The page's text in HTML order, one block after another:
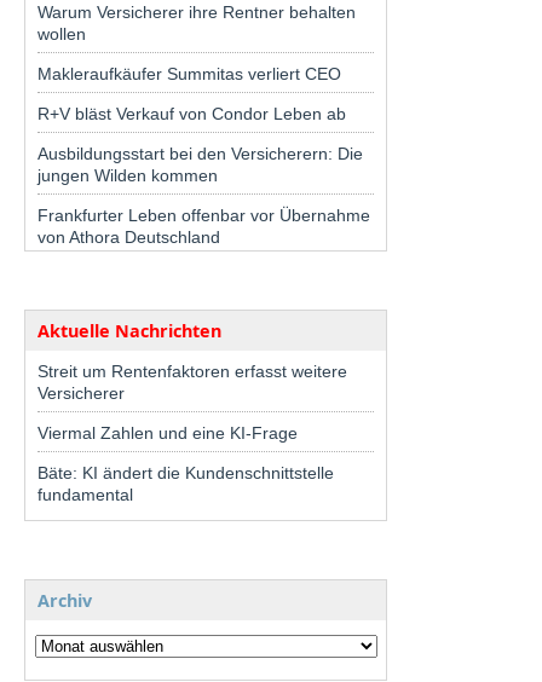
Warum Versicherer ihre Rentner behalten
wollen
Makleraufkäufer Summitas verliert CEO
R+V bläst Verkauf von Condor Leben ab
Ausbildungsstart bei den Versicherern: Die
jungen Wilden kommen
Frankfurter Leben offenbar vor Übernahme
von Athora Deutschland
Aktuelle Nachrichten
Streit um Rentenfaktoren erfasst weitere
Versicherer
Viermal Zahlen und eine KI-Frage
Bäte: KI ändert die Kundenschnittstelle
fundamental
Archiv